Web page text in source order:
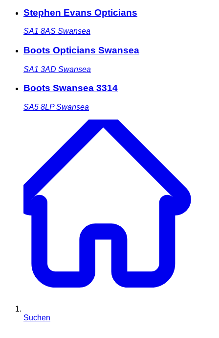
Stephen Evans Opticians
SA1 8AS Swansea
Boots Opticians Swansea
SA1 3AD Swansea
Boots Swansea 3314
SA5 8LP Swansea
Suchen